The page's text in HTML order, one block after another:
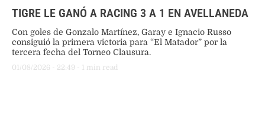
TIGRE LE GANÓ A RACING 3 A 1 EN AVELLANEDA
Con goles de Gonzalo Martínez, Garay e Ignacio Russo
consiguió la primera victoria para “El Matador” por la
tercera fecha del Torneo Clausura.
01/08/2026 - 22:49 - 1 min read